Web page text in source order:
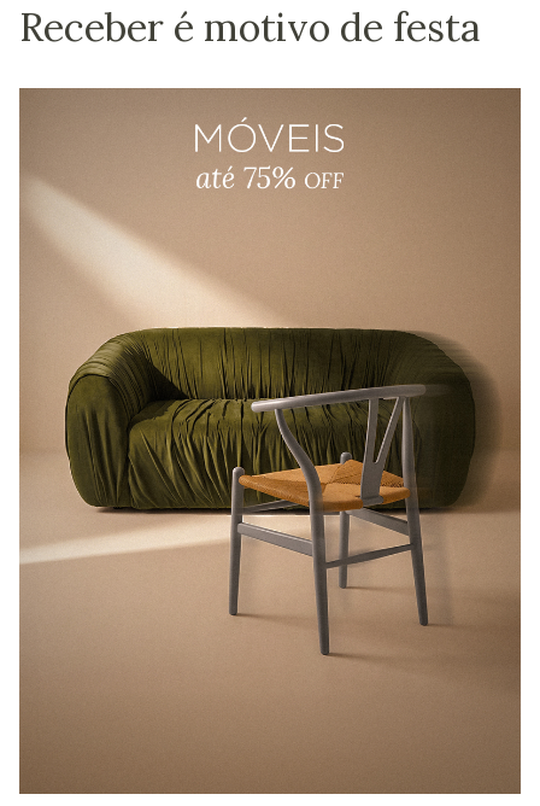
Receber é motivo de festa